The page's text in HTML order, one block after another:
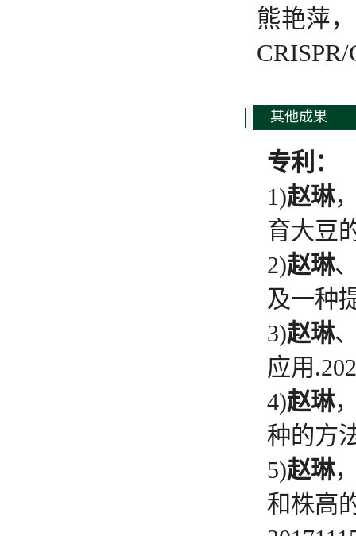
熊艳萍
其他成果
专利：
1)赵琳
育大豆
2)赵琳
及一种
3)赵琳
应用
4)赵琳
种的方
5)赵琳
和株高